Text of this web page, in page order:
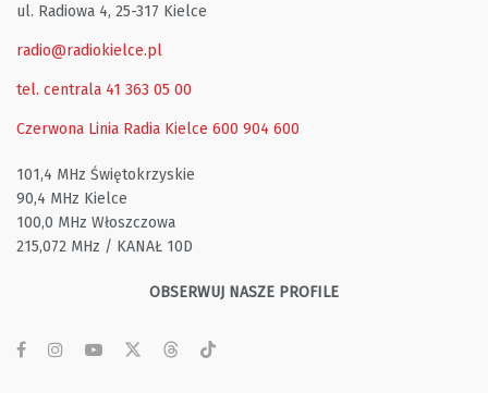
ul. Radiowa 4, 25-317 Kielce
radio@radiokielce.pl
tel. centrala 41 363 05 00
Czerwona Linia Radia Kielce 600 904 600
101,4 MHz Świętokrzyskie
90,4 MHz Kielce
100,0 MHz Włoszczowa
215,072 MHz / KANAŁ 10D
OBSERWUJ NASZE PROFILE